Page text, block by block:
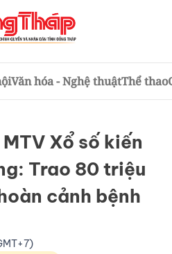
Văn hóa - Nghệ thuậtThể thao
Xổ số kiến
Trao 80 triệu
cảnh bệnh